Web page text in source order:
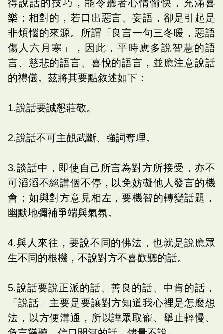
得說話的技巧，能令聽者心情愉快，充滿喜
樂；相對的，若口出惡言、妄語，卻是引起是
非煩惱的來源。所謂「良言一句三冬暖，惡語
傷人六月寒」，因此，平時應多說智慧的語
言、慈悲的語言、喜悅的語言，並應注意說話
的禮儀。茲將其要點敘述如下：
1.說話要誠懇莊敬。
2.說話不可主觀武斷、強詞奪理。
3.談話中，即使自己所言為對方所接受，亦不
可滔滔不絕講個不停，以免妨礙他人發言的機
會；如與對方意見相左，要機智的轉變話題，
幽默地彌補爭端與氣氛。
4.與人來往，要說不同的佛法，也就是說應眾
生不同的根機，不說對方不喜歡聽的話。
5.說話要說正派的話、善良的話、中肯的話，
「說話」主要是要讓對方知道我心裡是怎麼想
法，以方便溝通，所以譁眾取寵、舉止輕慢、